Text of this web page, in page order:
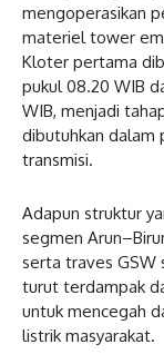
mengoperasikan
materiel tower
Kloter pertama
pukul 08.20 WIB
WIB, menjadi
dibutuhkan dalam
transmisi.
Adapun struktur
segmen
serta traves GSW
turut terdampak
untuk mencegah
listrik masyarakat.